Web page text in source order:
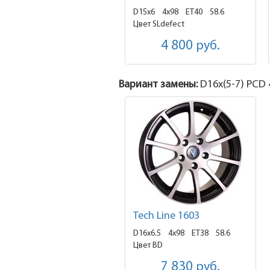
D15x6 4x98 ET40
58.6
Цвет SLdefect
4 800 руб.
Вариант замены: D16x(5-7) PCD
Tech Line 1603
D16x6.5 4x98 ET38
58.6
Цвет BD